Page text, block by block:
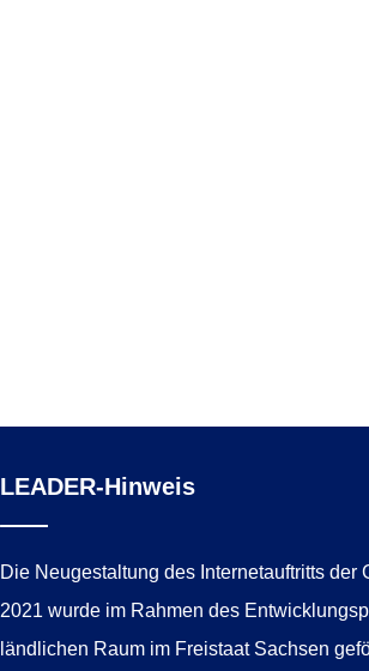
LEADER-Hinweis
Die Neugestaltung des Internetauftritts der
2021 wurde im Rahmen des
ländlichen Raum im Freistaat Sachsen